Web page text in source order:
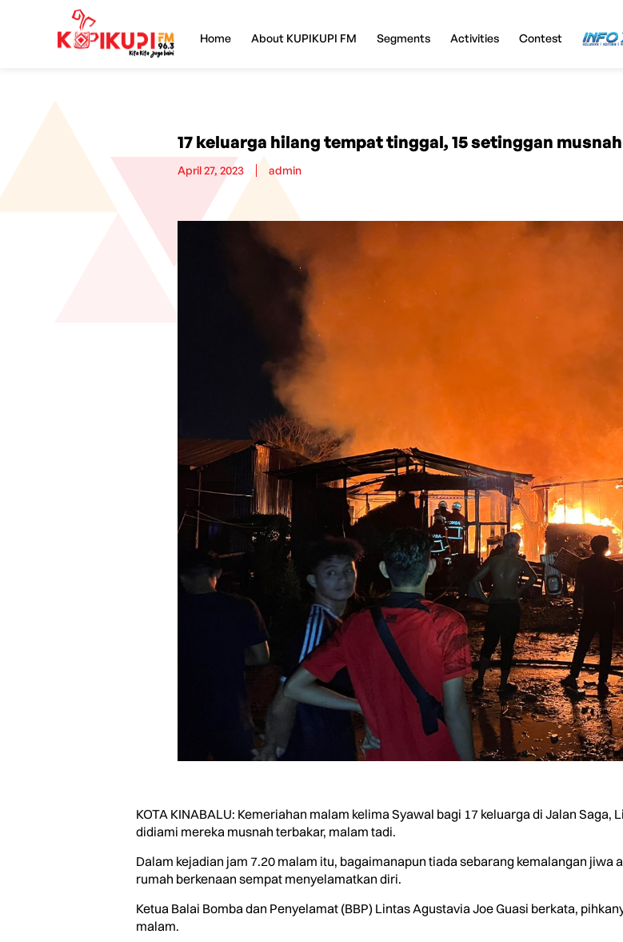
Home About KUPIKUPI FM Segments Activities Contest InfoX
17 keluarga hilang tempat tinggal, 15 setinggan
April 27, 2023 admin
KOTA KINABALU: Kemeriahan malam kelima Syawal bagi 17 keluarga di Jalan
didiami mereka musnah terbakar, malam tadi.
Dalam kejadian jam 7.20 malam itu, bagaimanapun tiada sebarang kemalangan
rumah berkenaan sempat menyelamatkan diri.
Ketua Balai Bomba dan Penyelamat (BBP) Lintas Agustavia Joe Guasi berkata,
malam.